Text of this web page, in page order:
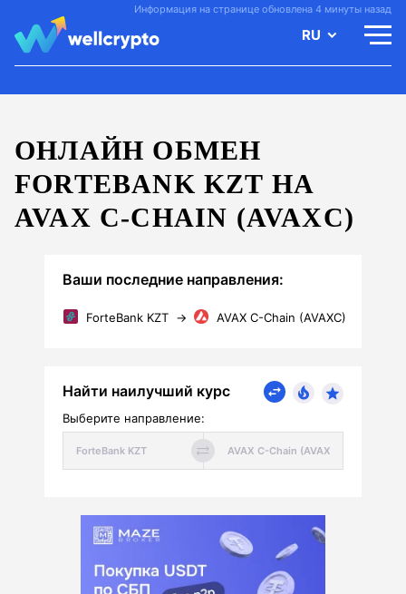
Информация на странице обновлена 4 минуты назад
RU
ОНЛАЙН ОБМЕН
FORTEBANK KZT НА
AVAX C-CHAIN (AVAXC)
Ваши последние направления:
ForteBank KZT → AVAX C-Chain (AVAXC)
Найти наилучший курс
Выберите направление: